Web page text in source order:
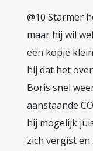
@10 Starmer
maar hij wil
een kopje
hij dat het
Boris snel
aanstaande
hij mogelijk
zich vergist